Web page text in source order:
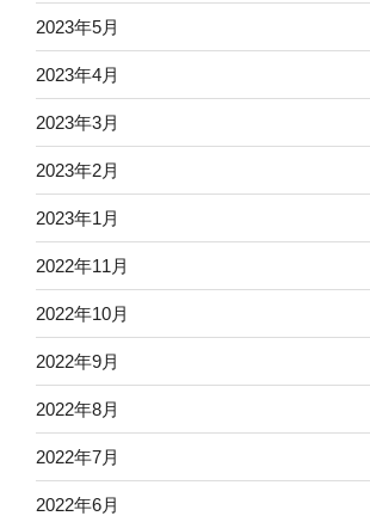
2023年5月
2023年4月
2023年3月
2023年2月
2023年1月
2022年11月
2022年10月
2022年9月
2022年8月
2022年7月
2022年6月